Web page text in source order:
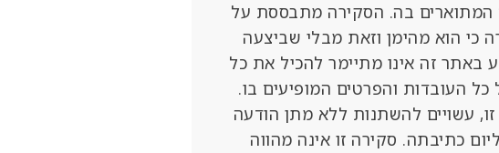
המתוארים בה. הסקירה מתבססת על
כי הוא מהימן וזאת מבלי שביצעה
באתר זה אינו מתיימר להכיל את כל
העובדות והפרטים המופיעים בו.
עשויים להשתנות ללא מתן הודעה
כתיבתה. סקירה זו אינה מהווה